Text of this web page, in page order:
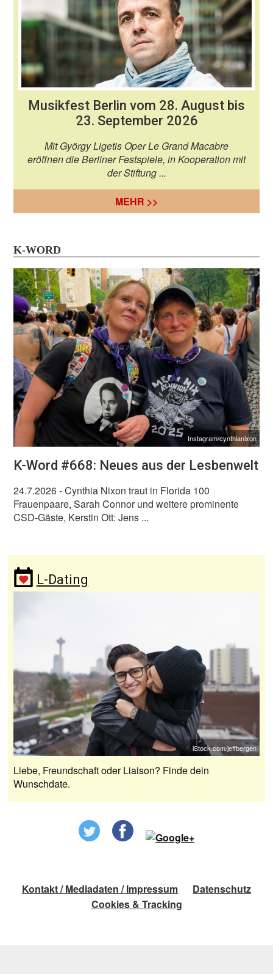
Musikfest Berlin vom 28. August bis
23. September 2026
Mit György Ligetis Oper Le Grand Macabre
eröffnen die Berliner Festspiele, in Kooperation mit
der Stiftung ...
MEHR >>
K-WORD
Instagram/cynthianixon
K-Word #668: Neues aus der Lesbenwelt
24.7.2026- Cynthia Nixon traut in Florida 100
Frauenpaare, Sarah Connor und weitere prominente
CSD-Gäste, Kerstin Ott: Jens ...
L-Dating
iStock.com/jeffbergen
Liebe, Freundschaft oder Liaison? Finde dein
Wunschdate.
Kontakt / Mediadaten / Impressum
Datenschutz
Cookies & Tracking